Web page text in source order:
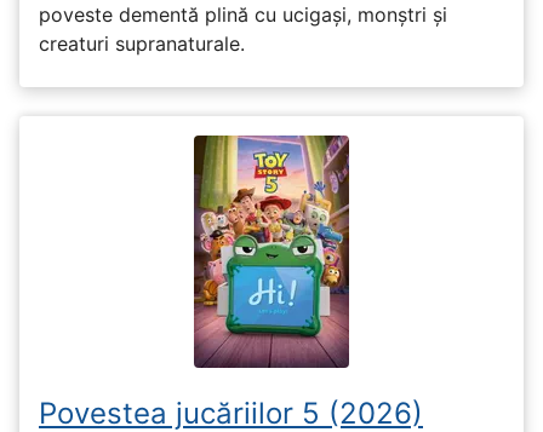
poveste dementă plină cu ucigași, monștri și
creaturi supranaturale.
Povestea jucăriilor 5 (2026)